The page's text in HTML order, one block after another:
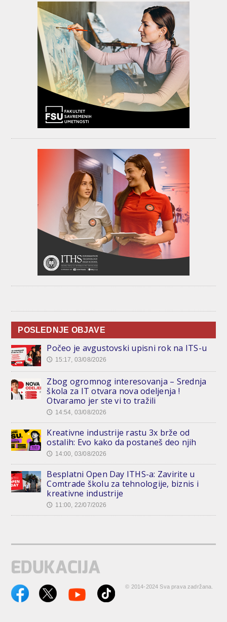
POSLEDNJE OBJAVE
Počeo je avgustovski upisni rok na ITS-u
🕔 15:17, 03/08/2026
Zbog ogromnog interesovanja – Srednja
škola za IT otvara nova odeljenja !
Otvaramo jer ste vi to tražili
🕔 14:54, 03/08/2026
Kreativne industrije rastu 3x brže od
ostalih: Evo kako da postaneš deo njih
🕔 14:00, 03/08/2026
Besplatni Open Day ITHS-a: Zavirite u
Comtrade školu za tehnologije, biznis i
kreativne industrije
🕔 11:00, 22/07/2026
© 2014-2024 Sva prava zadržana.